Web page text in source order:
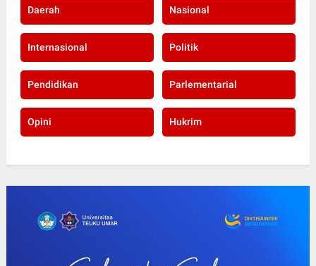
Daerah Nasional
Internasional Politik
Pendidikan Parlementarial
Opini Hukrim